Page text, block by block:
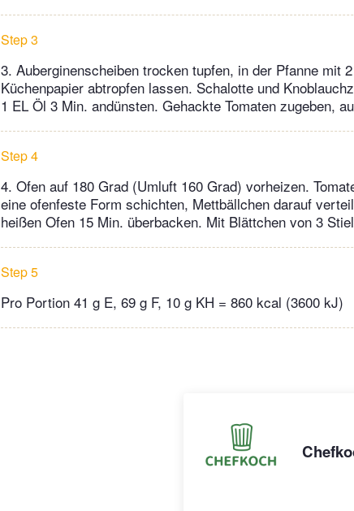
Step 3
3. Auberginenscheiben trocken tupfen, in der Pfanne mit
Küchenpapier abtropfen lassen. Schalotte und
1 EL Öl 3 Min. andünsten. Gehackte Tomaten zugeben,
Step 4
4. Ofen auf 180 Grad (Umluft 160 Grad) vorheizen.
eine ofenfeste Form schichten, Mettbällchen darauf
heißen Ofen 15 Min. überbacken. Mit Blättchen von 3
Step 5
Pro Portion 41 g E, 69 g F, 10 g KH = 860 kcal (3600 kJ)